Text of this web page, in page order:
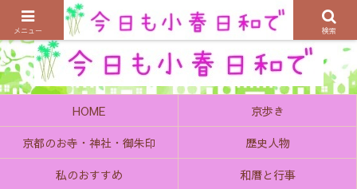
京都の町で歴史を楽しむ、そんなゆったり気分を感じてみませんか
HOME
京歩き
京都のお寺・神社・御朱印
歴史人物
私のおすすめ
和暦と行事
メニュー 検索